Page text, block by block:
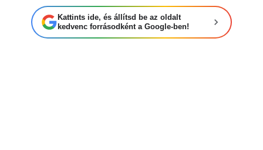
Kattints ide, és állítsd be az oldalt
kedvenc forrásodként a Google-ben!